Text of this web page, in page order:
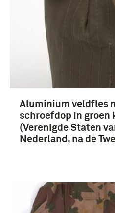
1751-1800 (8)
Meer
Alle dienstvakken (88)
infanterie (42)
Landmacht (30)
Aluminium veldfles
schroefdop in
(Verenigde Staten
Nederland, na de